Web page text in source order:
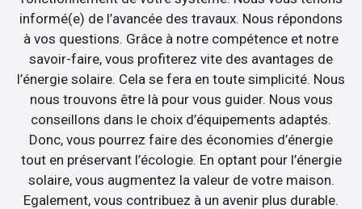
informé(e) de l’avancée des travaux. Nous répondons
à vos questions. Grâce à notre compétence et notre
savoir-faire, vous profiterez vite des avantages de
l’énergie solaire. Cela se fera en toute simplicité. Nous
nous trouvons être là pour vous guider. Nous vous
conseillons dans le choix d’équipements adaptés.
Donc, vous pourrez faire des économies d’énergie
tout en préservant l’écologie. En optant pour l’énergie
solaire, vous augmentez la valeur de votre maison.
Egalement, vous contribuez à un avenir plus durable.